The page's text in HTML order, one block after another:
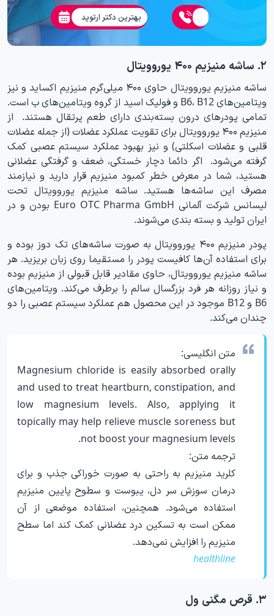
بهترین دکتر ارتوپد
۲. ساشه منیزیم ۴۰۰ یوروویتال
ساشه منیزیم یوروویتال حاوی ۴۰۰ میلی‌گرم منیزیم اکساید و نیز
ویتامین‌های B6، B12 و فولیک اسید از گروه ویتامین‌های ب است.
تمامی پودرهای درون بسته‌بندی دارای طعم پرتقال هستند. از
منیزیم ۴۰۰ یوروویتال برای تقویت عملکرد عضلات (از جمله عضلات
قلبی و عضلات اسکلتی) و نیز بهبود عملکرد سیستم عصبی کمک
گرفته می‌شود. اگر دائما دچار خستگی، ضعف و گرفتگی عضلانی
هستید، شما در معرض خطر کمبود منیزیم قرار دارید و نیازمند
مصرف این ساشه‌ها هستید. ساشه منیزیم یوروویتال تحت
لیسانس شرکت آلمانی Euro OTC Pharma GmbH بودن و در
ایران تولید و بسته بندی می‌شوند.
پودر منیزیم ۴۰۰ یوروویتال به صورت ساشه‌های تک دوز بوده و
برای استفاده آن‌ها کافیست پودر را مستقیما روی زبان بریزید. هر
ساشه منیزیم یوروویتال، حاوی مقادیر قابل قبولی از منیزیم بوده
و نیاز روزانه هر فرد بزرگسال سالم را برطرف می‌کند. ویتامین‌های
B6 و B12 موجود در این محصول هم عملکرد سیستم عصبی را دو
چندان می‌کند.
متن انگلیسی:
Magnesium chloride is easily absorbed orally
and used to treat heartburn, constipation, and
low magnesium levels. Also, applying it
topically may help relieve muscle soreness but
not boost your magnesium levels.
ترجمه متن:
کلرید منیزیم به راحتی به صورت خوراکی جذب و برای
درمان سوزش سر دل، یبوست و سطوح پایین منیزیم
استفاده می‌شود. همچنین، استفاده موضعی از آن
ممکن است به تسکین درد عضلانی کمک کند اما سطح
منیزیم را افزایش نمی‌دهد.
healthline
۳. قرص مگنی ول